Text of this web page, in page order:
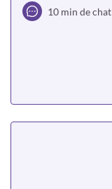
10 min de chat